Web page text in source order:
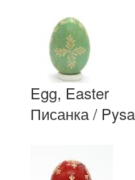
Egg, Easter
Писанка /